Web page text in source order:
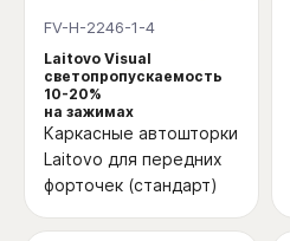
FV-H-2246-1-4
Laitovo Visual
светопропускаемость
10-20%
на зажимах
Каркасные автошторки
Laitovo для передних
форточек (стандарт)